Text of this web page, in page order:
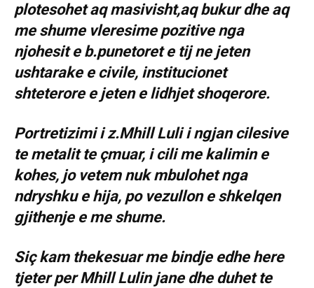
plotesohet aq masivisht,aq bukur dhe aq
me shume vleresime pozitive nga
njohesit e b.punetoret e tij ne jeten
ushtarake e civile, institucionet
shteterore e jeten e lidhjet shoqerore.
Portretizimi i z.Mhill Luli i ngjan cilesive
te metalit te çmuar, i cili me kalimin e
kohes, jo vetem nuk mbulohet nga
ndryshku e hija, po vezullon e shkelqen
gjithenje e me shume.
Siç kam thekesuar me bindje edhe here
tjeter per Mhill Lulin jane dhe duhet te